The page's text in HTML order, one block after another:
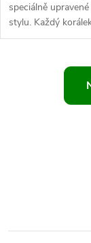
speciálně
stylu. Každý
Jsou oblíbené
k